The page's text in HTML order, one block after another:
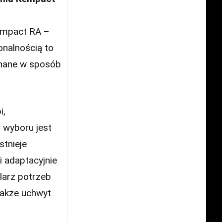
RA –
to
w sposób
wyboru jest
adaptacyjnie
potrzeb
uchwyt